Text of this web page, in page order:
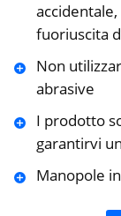
fuoriuscita
Non
abrasive
I prodotto
garantirvi
Manopole